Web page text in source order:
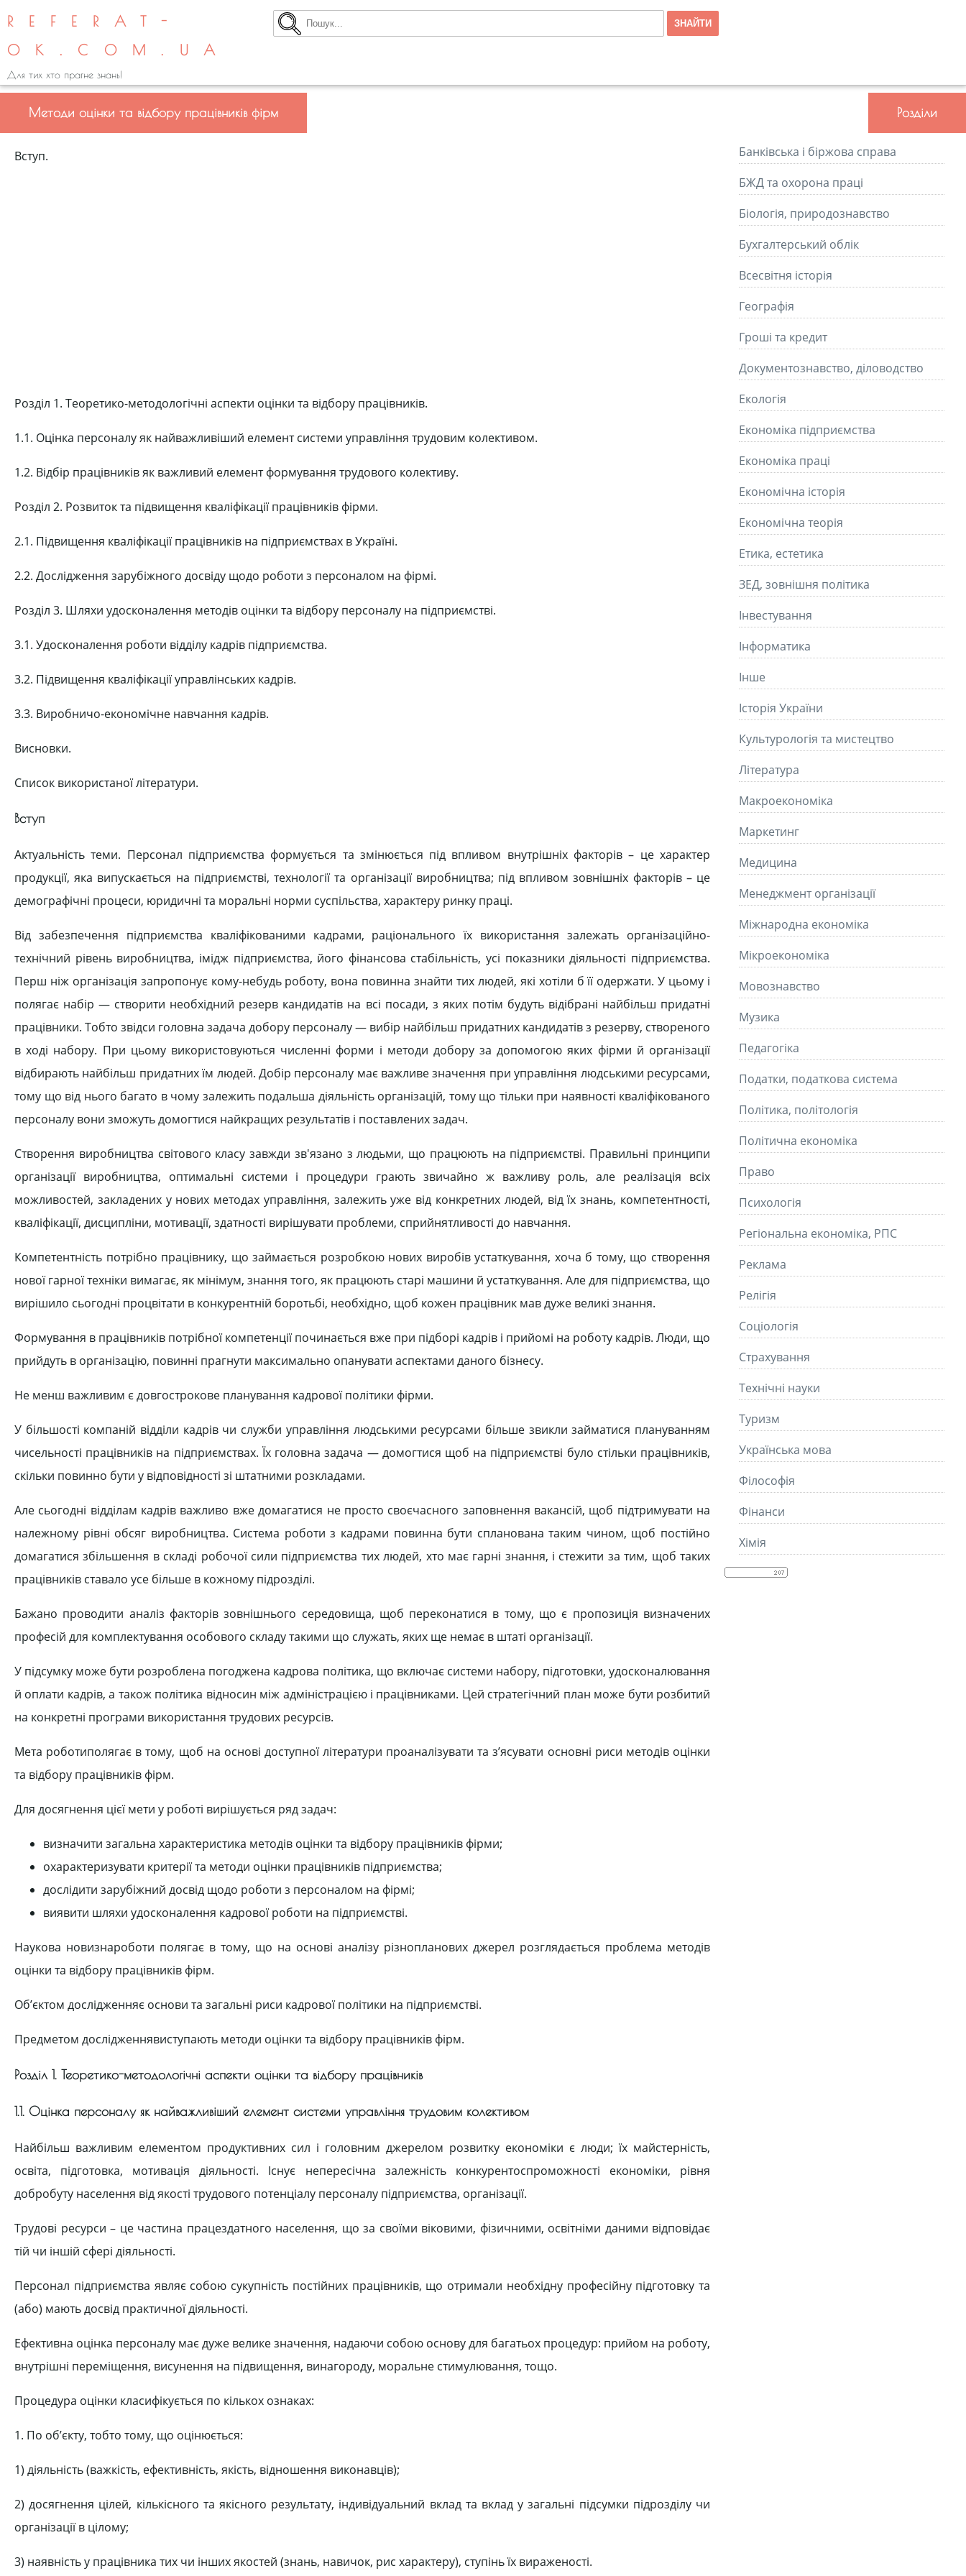
REFERAT-
OK.COM.UA
Для тих хто прагне знань!
Методи оцінки та відбору працівників фірм
Вступ.
Розділ 1. Теоретико-методологічні аспекти оцінки та відбору працівників.
1.1. Оцінка персоналу як найважливіший елемент системи управління трудовим колективом.
1.2. Відбір працівників як важливий елемент формування трудового колективу.
Розділ 2. Розвиток та підвищення кваліфікації працівників фірми.
2.1. Підвищення кваліфікації працівників на підприємствах в Україні.
2.2. Дослідження зарубіжного досвіду щодо роботи з персоналом на фірмі.
Розділ 3. Шляхи удосконалення методів оцінки та відбору персоналу на підприємстві.
3.1. Удосконалення роботи відділу кадрів підприємства.
3.2. Підвищення кваліфікації управлінських кадрів.
3.3. Виробничо-економічне навчання кадрів.
Висновки.
Список використаної літератури.
Вступ
Актуальність теми. Персонал підприємства формується та змінюється під впливом внутрішніх факторів – це характер
продукції, яка випускається на підприємстві, технології та організації виробництва; під впливом зовнішніх факторів – це
демографічні процеси, юридичні та моральні норми суспільства, характеру ринку праці.
Від забезпечення підприємства кваліфікованими кадрами, раціонального їх використання залежать організаційно-
технічний рівень виробництва, імідж підприємства, його фінансова стабільність, усі показники діяльності підприємства.
Перш ніж організація запропонує кому-небудь роботу, вона повинна знайти тих людей, які хотіли б її одержати. У цьому і
полягає набір — створити необхідний резерв кандидатів на всі посади, з яких потім будуть відібрані найбільш придатні
працівники. Тобто звідси головна задача добору персоналу — вибір найбільш придатних кандидатів з резерву, створеного
в ході набору. При цьому використовуються численні форми і методи добору за допомогою яких фірми й організації
відбирають найбільш придатних їм людей. Добір персоналу має важливе значення при управління людськими ресурсами,
тому що від нього багато в чому залежить подальша діяльність організацій, тому що тільки при наявності кваліфікованого
персоналу вони зможуть домогтися найкращих результатів і поставлених задач.
Створення виробництва світового класу завжди зв'язано з людьми, що працюють на підприємстві. Правильні принципи
організації виробництва, оптимальні системи і процедури грають звичайно ж важливу роль, але реалізація всіх
можливостей, закладених у нових методах управління, залежить уже від конкретних людей, від їх знань, компетентності,
кваліфікації, дисципліни, мотивації, здатності вирішувати проблеми, сприйнятливості до навчання.
Компетентність потрібно працівнику, що займається розробкою нових виробів устаткування, хоча б тому, що створення
нової гарної техніки вимагає, як мінімум, знання того, як працюють старі машини й устаткування. Але для підприємства, що
вирішило сьогодні процвітати в конкурентній боротьбі, необхідно, щоб кожен працівник мав дуже великі знання.
Формування в працівників потрібної компетенції починається вже при підборі кадрів і прийомі на роботу кадрів. Люди, що
прийдуть в організацію, повинні прагнути максимально опанувати аспектами даного бізнесу.
Не менш важливим є довгострокове планування кадрової політики фірми.
У більшості компаній відділи кадрів чи служби управління людськими ресурсами більше звикли займатися плануванням
чисельності працівників на підприємствах. Їх головна задача — домогтися щоб на підприємстві було стільки працівників,
скільки повинно бути у відповідності зі штатними розкладами.
Але сьогодні відділам кадрів важливо вже домагатися не просто своєчасного заповнення вакансій, щоб підтримувати на
належному рівні обсяг виробництва. Система роботи з кадрами повинна бути спланована таким чином, щоб постійно
домагатися збільшення в складі робочої сили підприємства тих людей, хто має гарні знання, і стежити за тим, щоб таких
працівників ставало усе більше в кожному підрозділі.
Бажано проводити аналіз факторів зовнішнього середовища, щоб переконатися в тому, що є пропозиція визначених
професій для комплектування особового складу такими що служать, яких ще немає в штаті організації.
У підсумку може бути розроблена погоджена кадрова політика, що включає системи набору, підготовки, удосконалювання
й оплати кадрів, а також політика відносин між адміністрацією і працівниками. Цей стратегічний план може бути розбитий
на конкретні програми використання трудових ресурсів.
Мета роботиполягає в тому, щоб на основі доступної літератури проаналізувати та з’ясувати основні риси методів оцінки
та відбору працівників фірм.
Для досягнення цієї мети у роботі вирішується ряд задач:
визначити загальна характеристика методів оцінки та відбору працівників фірми;
охарактеризувати критерії та методи оцінки працівників підприємства;
дослідити зарубіжний досвід щодо роботи з персоналом на фірмі;
виявити шляхи удосконалення кадрової роботи на підприємстві.
Наукова новизнароботи полягає в тому, що на основі аналізу різнопланових джерел розглядається проблема методів
оцінки та відбору працівників фірм.
Об’єктом дослідженняє основи та загальні риси кадрової політики на підприємстві.
Предметом дослідженнявиступають методи оцінки та відбору працівників фірм.
Розділ 1. Теоретико-методологічні аспекти оцінки та відбору працівників
1.1. Оцінка персоналу як найважливіший елемент системи управління трудовим колективом
Найбільш важливим елементом продуктивних сил і головним джерелом розвитку економіки є люди; їх майстерність,
освіта, підготовка, мотивація діяльності. Існує непересічна залежність конкурентоспроможності економіки, рівня
добробуту населення від якості трудового потенціалу персоналу підприємства, організації.
Трудові ресурси – це частина працездатного населення, що за своїми віковими, фізичними, освітніми даними відповідає
тій чи іншій сфері діяльності.
Персонал підприємства являє собою сукупність постійних працівників, що отримали необхідну професійну підготовку та
(або) мають досвід практичної діяльності.
Ефективна оцінка персоналу має дуже велике значення, надаючи собою основу для багатьох процедур: прийом на роботу,
внутрішні переміщення, висунення на підвищення, винагороду, моральне стимулювання, тощо.
Процедура оцінки класифікується по кількох ознаках:
1. По об’єкту, тобто тому, що оцінюється:
1) діяльність (важкість, ефективність, якість, відношення виконавців);
2) досягнення цілей, кількісного та якісного результату, індивідуальний вклад та вклад у загальні підсумки підрозділу чи
організації в цілому;
3) наявність у працівника тих чи інших якостей (знань, навичок, рис характеру), ступінь їх вираженості.
Розділи
Банківська і біржова справа
БЖД та охорона праці
Біологія, природознавство
Бухгалтерський облік
Всесвітня історія
Географія
Гроші та кредит
Документознавство, діловодство
Екологія
Економіка підприємства
Економіка праці
Економічна історія
Економічна теорія
Етика, естетика
ЗЕД, зовнішня політика
Інвестування
Інформатика
Інше
Історія України
Культурологія та мистецтво
Літературa
Макроекономіка
Маркетинг
Медицина
Менеджмент організації
Міжнародна економіка
Мікроекономіка
Мовознавство
Музика
Педагогіка
Податки, податкова система
Політика, політологія
Політична економіка
Право
Психологія
Регіональна економіка, РПС
Реклама
Релігія
Соціологія
Страхування
Технічні науки
Туризм
Українська мова
Філософія
Фінанси
Хімія